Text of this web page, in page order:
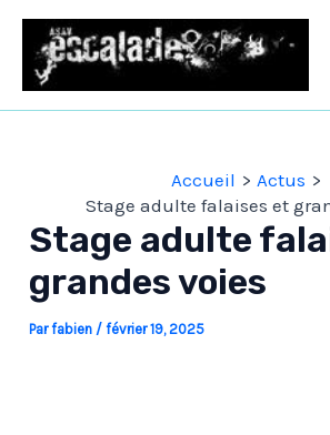
Aller
contenu
Accueil
Actus
Stage adulte falaises et
Stage adulte
grandes voies
Parfabien /février 19, 2025